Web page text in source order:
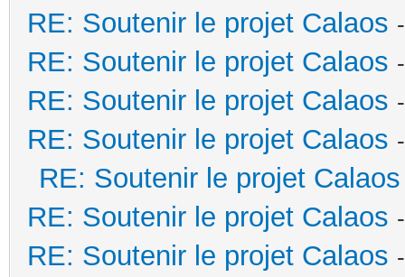
RE: Soutenir le projet Calaos
RE: Soutenir le projet Calaos
RE: Soutenir le projet Calaos
RE: Soutenir le projet Calaos
RE: Soutenir le projet Calaos
RE: Soutenir le projet Calaos
RE: Soutenir le projet Calaos